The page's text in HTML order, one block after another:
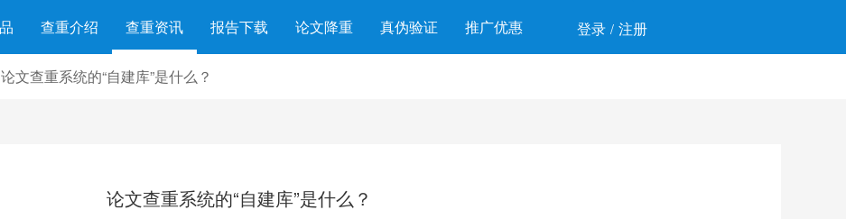
查重介绍 查重资讯 报告下载 论文降重 真伪验证 推广优惠 登录 / 注册
论文查重系统的“自建库”是什么？
论文查重系统的“自建库”是什么？